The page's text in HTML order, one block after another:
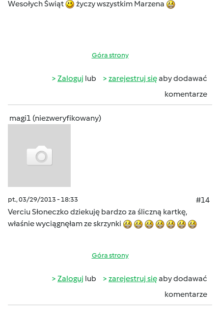
Wesołych Świąt
życzy wszystkim Marzena
Góra strony
Zaloguj lub zarejestruj sięaby dodawać
komentarze
magi1 (niezweryfikowany)
pt., 03/29/2013 - 18:33
#14
Verciu Słoneczko dziekuję bardzo za śliczną kartkę,
właśnie wyciągnęłam ze skrzynki
Góra strony
Zaloguj lub zarejestruj sięaby dodawać
komentarze